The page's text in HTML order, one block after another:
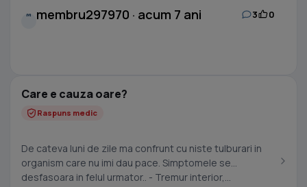
M membru297970 · acum 7 ani 3 0
Care e cauza oare?
Raspuns medic
De cateva luni de zile ma confrunt cu niste tulburari in
organism care nu imi dau pace. Simptomele se
desfasoara in felul urmator.. - Tremur interior,...